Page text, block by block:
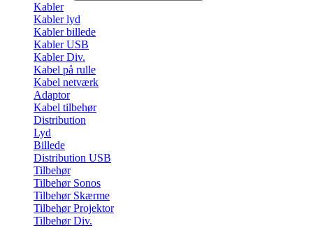
Kabler
Kabler lyd
Kabler billede
Kabler USB
Kabler Div.
Kabel på rulle
Kabel netværk
Adaptor
Kabel tilbehør
Distribution
Lyd
Billede
Distribution USB
Tilbehør
Tilbehør Sonos
Tilbehør Skærme
Tilbehør Projektor
Tilbehør Div.